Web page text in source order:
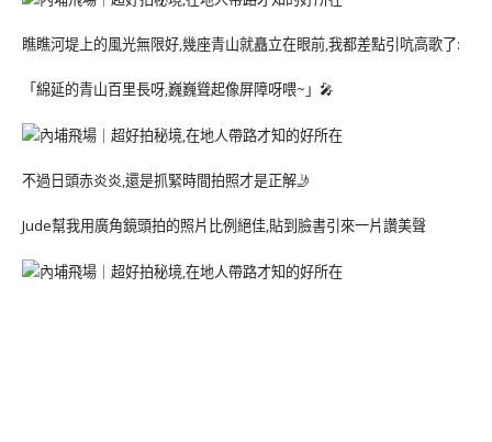
瞧瞧河堤上的風光無限好,幾座青山就矗立在眼前,我都差點引吭高歌了:
「綿延的青山百里長呀,巍巍聳起像屏障呀喂~」🎤
不過日頭赤炎炎,還是抓緊時間拍照才是正解🤳
Jude幫我用廣角鏡頭拍的照片比例絕佳,貼到臉書引來一片讚美聲